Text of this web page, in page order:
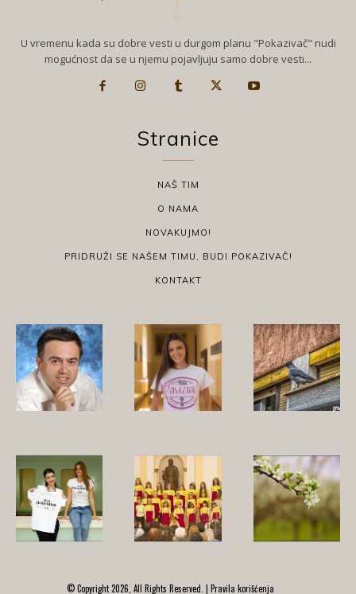
U vremenu kada su dobre vesti u durgom planu "Pokazivač" nudi
mogućnost da se u njemu pojavljuju samo dobre vesti...
Stranice
NAŠ TIM
O NAMA
NOVAKUJMO!
PRIDRUŽI SE NAŠEM TIMU, BUDI POKAZIVAČ!
KONTAKT
© Copyright 2026, All Rights Reserved. | Pravila korišćenja